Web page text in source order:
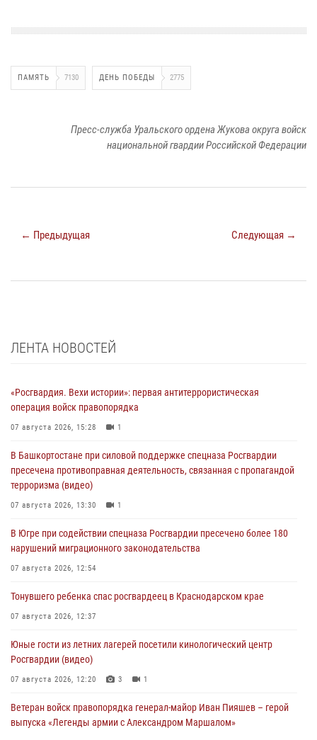
ПАМЯТЬ 7130 ДЕНЬ ПОБЕДЫ 2775
Пресс-служба Уральского ордена Жукова округа войск
национальной гвардии Российской Федерации
← Предыдущая Следующая →
ЛЕНТА НОВОСТЕЙ
«Росгвардия. Вехи истории»: первая антитеррористическая
операция войск правопорядка
07 августа 2026, 15:28 1
В Башкортостане при силовой поддержке спецназа Росгвардии
пресечена противоправная деятельность, связанная с пропагандой
терроризма (видео)
07 августа 2026, 13:30 1
В Югре при содействии спецназа Росгвардии пресечено более 180
нарушений миграционного законодательства
07 августа 2026, 12:54
Тонувшего ребенка спас росгвардеец в Краснодарском крае
07 августа 2026, 12:37
Юные гости из летних лагерей посетили кинологический центр
Росгвардии (видео)
07 августа 2026, 12:20 3 1
Ветеран войск правопорядка генерал-майор Иван Пияшев – герой
выпуска «Легенды армии с Александром Маршалом»